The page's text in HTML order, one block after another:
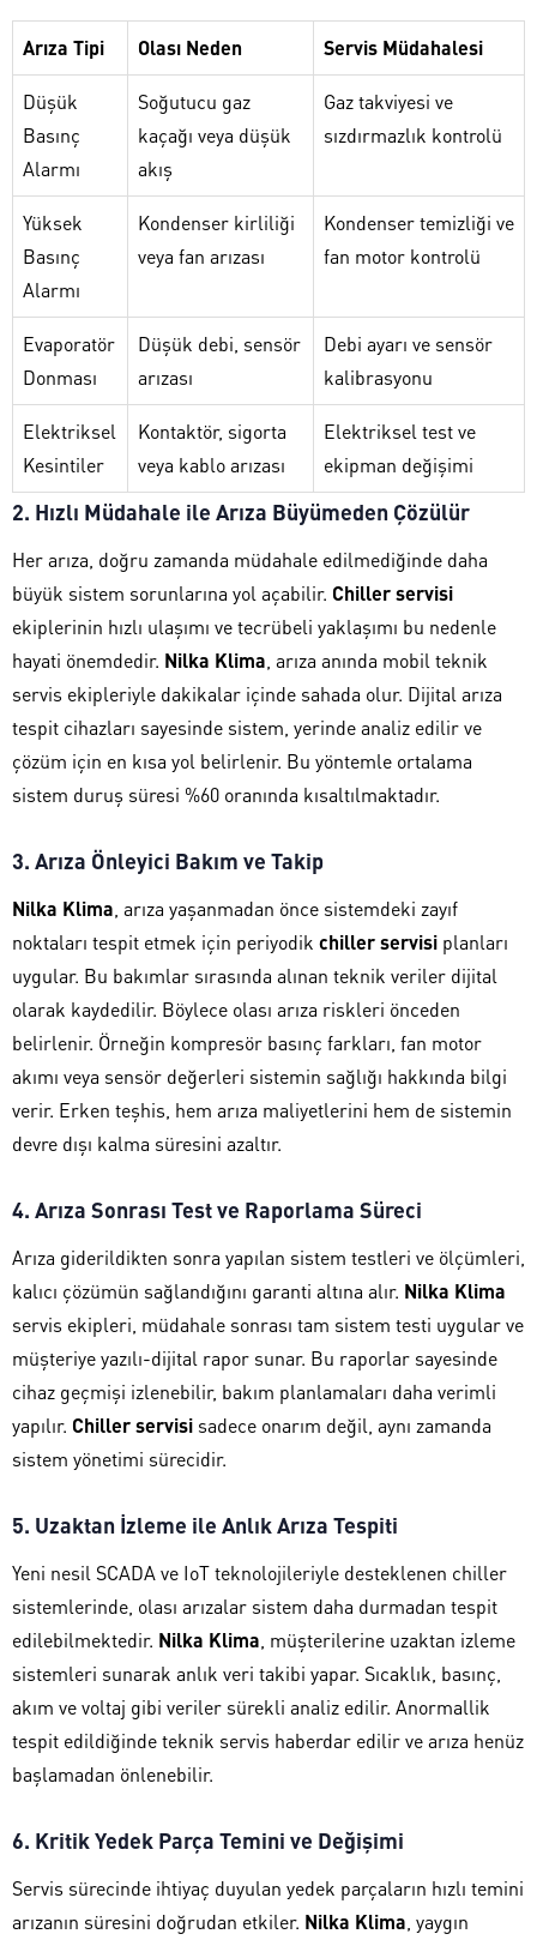
Arıza Tipi Olası Neden Servis Müdahalesi
Düşük
Basınç
Alarmı
Soğutucu gaz
kaçağı veya düşük
akış
Gaz takviyesi ve
sızdırmazlık kontrolü
Yüksek
Basınç
Alarmı
Kondenser kirliliği
veya fan arızası
Kondenser temizliği ve
fan motor kontrolü
Evaporatör
Donması
Düşük debi, sensör
arızası
Debi ayarı ve sensör
kalibrasyonu
Elektriksel
Kesintiler
Kontaktör, sigorta
veya kablo arızası
Elektriksel test ve
ekipman değişimi
2. Hızlı Müdahale ile Arıza Büyümeden Çözülür
Her arıza, doğru zamanda müdahale edilmediğinde daha
büyük sistem sorunlarına yol açabilir. Chiller servisi
ekiplerinin hızlı ulaşımı ve tecrübeli yaklaşımı bu nedenle
hayati önemdedir. Nilka Klima , arıza anında mobil teknik
servis ekipleriyle dakikalar içinde sahada olur. Dijital arıza
tespit cihazları sayesinde sistem, yerinde analiz edilir ve
çözüm için en kısa yol belirlenir. Bu yöntemle ortalama
sistem duruş süresi %60 oranında kısaltılmaktadır.
3. Arıza Önleyici Bakım ve Takip
Nilka Klima , arıza yaşanmadan önce sistemdeki zayıf
noktaları tespit etmek için periyodik chiller servisi planları
uygular. Bu bakımlar sırasında alınan teknik veriler dijital
olarak kaydedilir. Böylece olası arıza riskleri önceden
belirlenir. Örneğin kompresör basınç farkları, fan motor
akımı veya sensör değerleri sistemin sağlığı hakkında bilgi
verir. Erken teşhis, hem arıza maliyetlerini hem de sistemin
devre dışı kalma süresini azaltır.
4. Arıza Sonrası Test ve Raporlama Süreci
Arıza giderildikten sonra yapılan sistem testleri ve ölçümleri,
kalıcı çözümün sağlandığını garanti altına alır. Nilka Klima
servis ekipleri, müdahale sonrası tam sistem testi uygular ve
müşteriye yazılı-dijital rapor sunar. Bu raporlar sayesinde
cihaz geçmişi izlenebilir, bakım planlamaları daha verimli
yapılır. Chiller servisi sadece onarım değil, aynı zamanda
sistem yönetimi sürecidir.
5. Uzaktan İzleme ile Anlık Arıza Tespiti
Yeni nesil SCADA ve IoT teknolojileriyle desteklenen chiller
sistemlerinde, olası arızalar sistem daha durmadan tespit
edilebilmektedir. Nilka Klima , müşterilerine uzaktan izleme
sistemleri sunarak anlık veri takibi yapar. Sıcaklık, basınç,
akım ve voltaj gibi veriler sürekli analiz edilir. Anormallik
tespit edildiğinde teknik servis haberdar edilir ve arıza henüz
başlamadan önlenebilir.
6. Kritik Yedek Parça Temini ve Değişimi
Servis sürecinde ihtiyaç duyulan yedek parçaların hızlı temini
arızanın süresini doğrudan etkiler. Nilka Klima , yaygın